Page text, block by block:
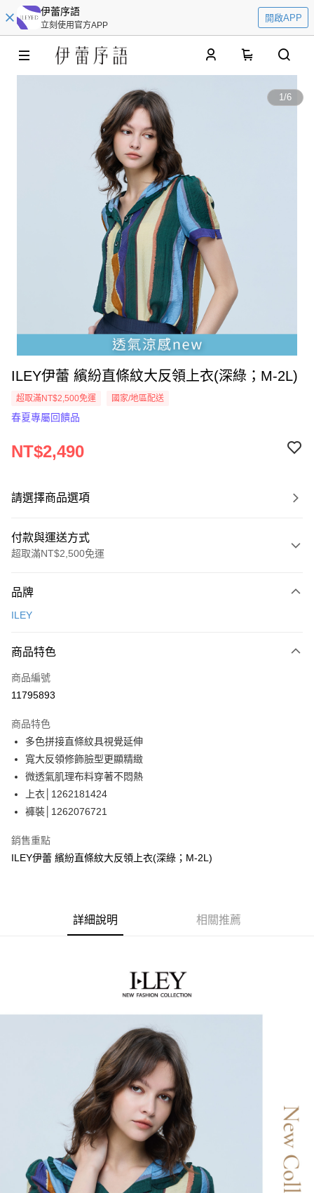
伊蕾序語
立刻使用官方APP
開啟APP
1/6
ILEY伊蕾 繽紛直條紋大反領上衣(深綠；M-2L)
超取滿NT$2,500免運 國家/地區配送
春夏專屬回饋品
NT$2,490
請選擇商品選項
付款與運送方式
超取滿NT$2,500免運
信用卡一次付款
3 期 0 利率 每期
合作金庫商業銀行
上海商業儲蓄銀行
臺灣中小企業銀行
匯豐（台灣）商業銀行
聯邦商業銀行
元大商業銀行
玉山商業銀行
台新國際商業銀行
台灣樂天信用卡公司
超商取貨付款
LINE Pay
Apple Pay
街口支付
悠遊付
Google Pay
大哥付你分期
2.付款方式選擇「大哥付你分期」，訂單成立後會自動跳轉到大哥付的交易
流程，驗證手機門號後，選擇欲分期的期數、繳款截止日，確認付款後即完
消。如遇「轉專審核」未通過狀況，表示未達大哥付你分期系統評分，恕無
1.分期款項不併入電信帳單，「大哥付你分期」於每月結算日後寄送繳費提
2.透過簡訊連結打開帳單後，可選擇「超商條碼／台灣大直營門市／銀行轉
帳／街口支付／iPASS MONEY」等通路繳費。
1.本服務係由「台灣大哥大股份有限公司」（以下簡稱本公司）所提供，讓
用戶於交易時，得透過本服務購買商品或服務，並由商店將買賣／分期付款
買賣價金債權讓與本公司後，依約使用本公司帳單繳交帳款。
2.基於同意付款使用「大哥付你分期」之契約關係目的，商店將以您的個人
資料（包含姓名、電話或地址）提供予台灣大哥大進項蒐集、處理及利用，
由本公司與您本人進行分期帳單所需資料之確認、核對及更正。
3.完整用戶服務條款，請詳閱以下連結：https://oppay.tw/userRule
【關於「AFTEE先享後付」】
１．簡單：不需註冊會員、不需綁卡、不需儲值。
２．便利：只要手機號碼，簡訊認證，即可結帳。
３．安心：先確認商品／服務後，再付款。
１．於結帳方式選擇「AFTEE先享後付」後，將跳轉至「AFTEE先享後付」
結帳頁面，進行簡訊認證並確認金額後，即可完成結帳。
２．訂單成立數日內，您將收到繳費通知簡訊。
３．收到繳費通知簡訊後14天內，點擊此簡訊中的連結，可透過四大超商／
ATM／網路銀行／等多元方式進行付款，方視為交易完成。
※ 請注意：結帳手續完成當下不需立刻繳費，但若您需要取消訂單，請聯絡
購買商品的店家。未經商家同意取消之訂單仍視為有效，需透過AFTEE先享
後付繳納相關費用。
※ 交易是否成功請以「AFTEE先享後付 」之結帳頁面顯示為準，若有關於
是否繳費成功／繳費後需取消欲退款等相關疑問，請聯繫「AFTEE先享後付
客戶支援中心」 https://netprotections.freshdesk.com/support/home
【注意事項】
每筆NT$120，滿NT$2,500(含以上)免運費
每筆NT$120，滿NT$2,500(含以上)免運費
每筆NT$120，滿NT$2,500(含以上)免運費
付款後萊爾富取貨
每筆NT$120，滿NT$2,500(含以上)免運費
7-11取貨付款
每筆NT$120，滿NT$2,500(含以上)免運費
品牌
ILEY
商品特色
商品編號
11795893
商品特色
多色拼接直條紋具視覺延伸
寬大反領修飾臉型更顯精緻
微透氣肌理布料穿著不悶熱
上衣│1262181424
褲裝│1262076721
銷售重點
ILEY伊蕾 繽紛直條紋大反領上衣(深綠；M-2L)
詳細說明 相關推薦